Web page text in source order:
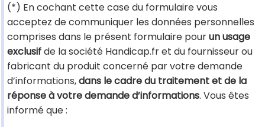
(*) En cochant cette case du formulaire vous
acceptez de communiquer les données personnelles
comprises dans le présent formulaire pourun usage
exclusifde la société Handicap.fr et du fournisseur ou
fabricant du produit concerné par votre demande
d’informations,dans le cadre du traitement et de la
réponse à votre demande d’informations. Vous êtes
informé que :